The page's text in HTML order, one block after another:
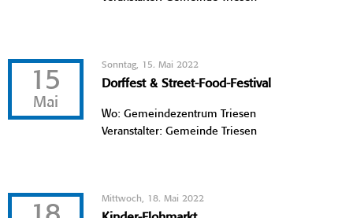
15
Mai
Sonntag, 15. Mai 2022
Dorffest & Street-Food-Festival
Wo: Gemeindezentrum Triesen
Veranstalter: Gemeinde Triesen
Mittwoch, 18. Mai 2022